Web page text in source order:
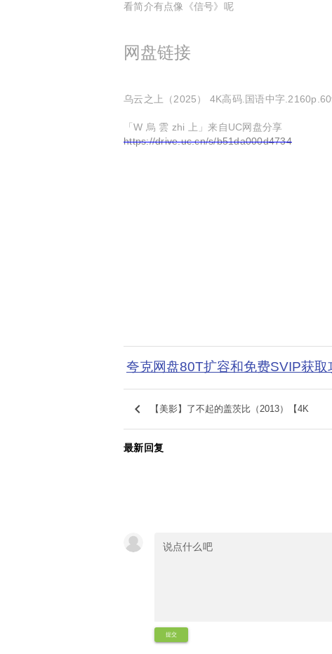
看简介有点像《信号》呢
网盘链接
乌云之上（2025） 4K高码.国语中字
「W 烏 雲 zhi 上」来自UC网盘分享
https://drive.uc.cn/s/b51da000d4734
夸克网盘80T扩容和免费SVIP获取
keyboard_arrow_left 【美影】了不起的盖茨比（2013）【4K
最新回复
提交